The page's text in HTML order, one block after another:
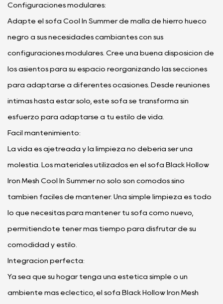
Configuraciones modulares:
Adapte el sofá Cool In Summer de malla de hierro hueco
negro a sus necesidades cambiantes con sus
configuraciones modulares. Cree una buena disposición de
los asientos para su espacio reorganizando las secciones
para adaptarse a diferentes ocasiones. Desde reuniones
íntimas hasta estar solo, este sofá se transforma sin
esfuerzo para adaptarse a tu estilo de vida.
Facil mantenimiento:
La vida es ajetreada y la limpieza no debería ser una
molestia. Los materiales utilizados en el sofá Black Hollow
Iron Mesh Cool In Summer no solo son cómodos sino
también fáciles de mantener. Una simple limpieza es todo
lo que necesitas para mantener tu sofá como nuevo,
permitiéndote tener más tiempo para disfrutar de su
comodidad y estilo.
Integración perfecta:
Ya sea que su hogar tenga una estética simple o un
ambiente más ecléctico, el sofá Black Hollow Iron Mesh